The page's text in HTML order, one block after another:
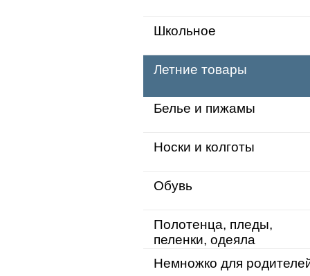
Школьное
Летние товары
Белье и пижамы
Носки и колготы
Обувь
Полотенца, пледы,
пеленки, одеяла
Немножко для